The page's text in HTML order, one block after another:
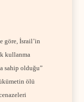
göre, İsrail’in
kullanma
sahip olduğu”
ölü